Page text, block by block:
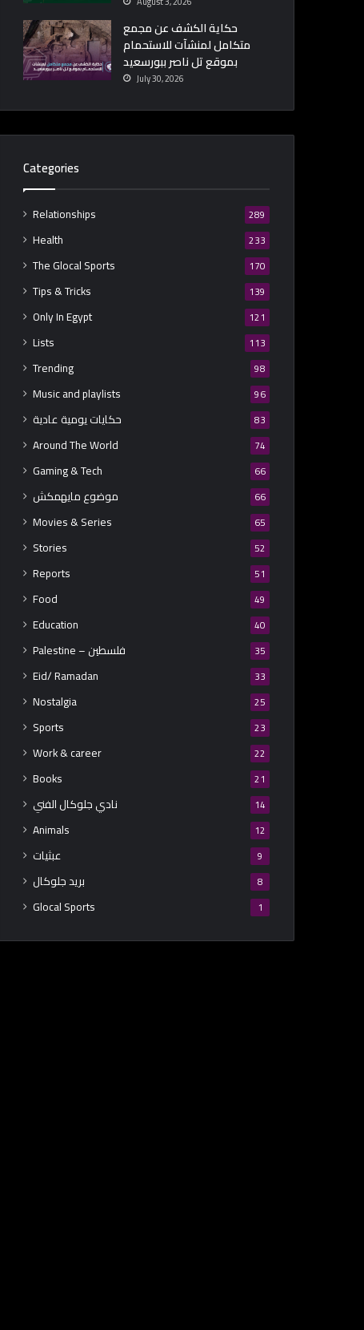
حكاية الكشف عن مجمع
متكامل لمنشآت للاستحمام
بموقع تل ناصر ببورسعيد
July 30, 2026
Categories
Relationships 289
Health 233
The Glocal Sports 170
Tips & Tricks 139
Only In Egypt 121
Lists 113
Trending 98
Music and playlists 96
حكايات يومية عادية 83
Around The World 74
Gaming & Tech 66
موضوع مايهمكش 66
Movies & Series 65
Stories 52
Reports 51
Food 49
Education 40
Palestine – فلسطين 35
Eid/ Ramadan 33
Nostalgia 25
Sports 23
Work & career 22
Books 21
نادي جلوكال الفني 14
Animals 12
عبثيات 9
بريد جلوكال 8
Glocal Sports 1